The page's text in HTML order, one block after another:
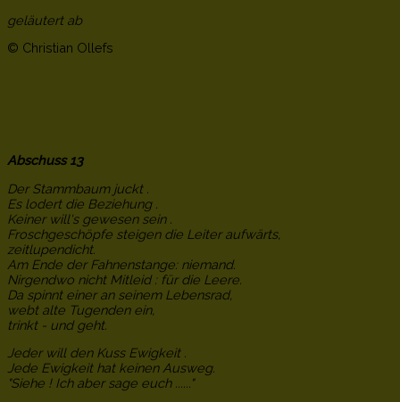
geläutert ab
© Christian Ollefs
Abschuss 13
Der Stammbaum juckt .
Es lodert die Beziehung .
Keiner will's gewesen sein .
Froschgeschöpfe steigen die Leiter aufwärts,
zeitlupendicht.
Am Ende der Fahnenstange: niemand.
Nirgendwo nicht Mitleid : für die Leere.
Da spinnt einer an seinem Lebensrad,
webt alte Tugenden ein,
trinkt - und geht.
Jeder will den Kuss Ewigkeit .
Jede Ewigkeit hat keinen Ausweg.
"Siehe ! Ich aber sage euch ......"